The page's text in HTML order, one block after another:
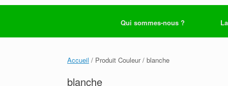
Qui sommes-nous ?
Accueil / Produit Couleur / blanche
blanche